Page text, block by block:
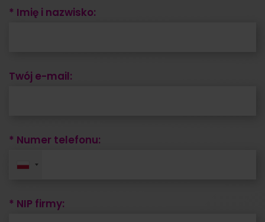
* Imię i nazwisko:
Twój e-mail:
* Numer telefonu:
* NIP firmy: